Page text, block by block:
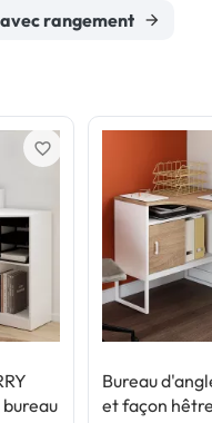
rangement
favorite_border
Bureau
et façon